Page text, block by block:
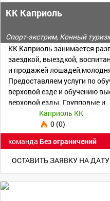
КК Каприоль
Спорт-экстрим, Конный
КК Каприоль занимается
заездкой, выездкой,
и продажей
Предоставляем услуги по
верховой езде и обучению
верховой езды. Групповые и
индивидуальные занятия.
Каприоль КК
0 (0)
команда Без ограничений
ОСТАВИТЬ ЗАЯВКУ НА